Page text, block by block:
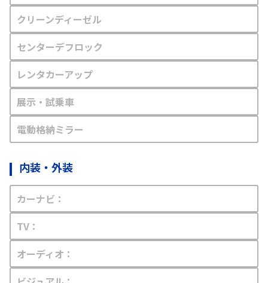
クリーンディーゼル
センターデフロック
レンタカーアップ
展示・試乗車
電動格納ミラー
内装・外装
カーナビ：
TV：
オーディオ：